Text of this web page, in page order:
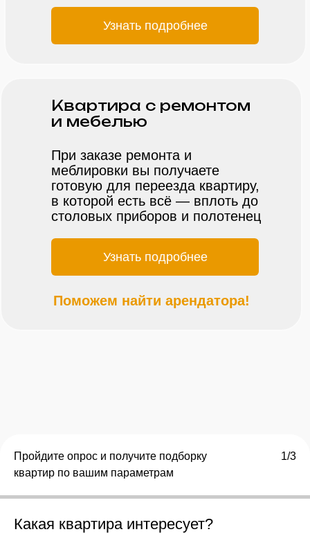
При заказе ремонта и
меблировки вы получаете
готовую для переезда квартиру,
в которой есть всё — вплоть до
столовых приборов и полотенец
Поможем найти арендатора!
Узнать подробнее
Квартира с ремонтом
и мебелью
Узнать подробнее
Пройдите опрос и получите подборку
квартир по вашим параметрам
1/3
Какая квартира интересует?